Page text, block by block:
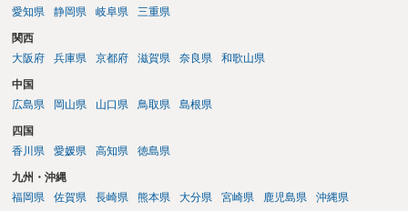
愛知県
静岡県 岐阜県 三重県
関西
大阪府
兵庫県 京都府 滋賀県 奈良県 和歌山県
中国
広島県
岡山県 山口県 鳥取県 島根県
四国
香川県
愛媛県 高知県 徳島県
九州・沖縄
福岡県
佐賀県 長崎県 熊本県 大分県 宮崎県 鹿児島県 沖縄県